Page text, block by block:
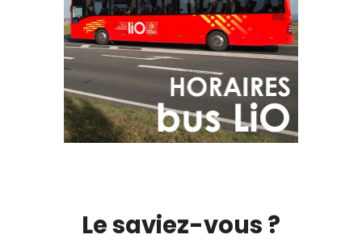
Le saviez-vous ?